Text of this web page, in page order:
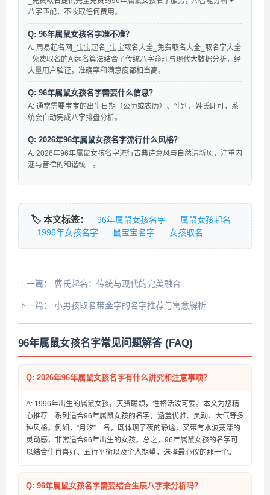
八字匹配，不收取任何费用。
Q: 96年属鼠女孩名字准不准？
A: 周易起名网_宝宝起名_宝宝取名大全_免费取名大全_取名字大全
_免费取名的AI起名算法结合了传统八字命理与现代大数据分析，经
大量用户验证，准确率和满意度都相当高。
Q: 96年属鼠女孩名字需要什么信息？
A: 通常需要宝宝的出生日期（公历或农历）、性别、姓氏即可，系
统会自动完成八字排盘分析。
Q: 2026年96年属鼠女孩名字流行什么风格？
A: 2026年96年属鼠女孩名字流行古典诗意风与自然清新风，注重内
涵与音律的和谐统一。
🏷️ 本文标签： 96年属鼠女孩名字
属鼠女孩起名
1996年女孩名字
鼠宝宝名字 女孩取名
上一篇： 曹氏起名：传统与现代的完美融合
下一篇： 小男孩取名带金字的名字推荐与寓意解析
96年属鼠女孩名字常见问题解答 (FAQ)
Q: 2026年96年属鼠女孩名字有什么讲究和注意事项？
A: 1996年出生的属鼠女孩，天资聪颖，性格活泼可爱。本文为您精
心推荐一系列适合96年属鼠女孩的名字，涵盖优雅、灵动、大气等多
种风格。例如，“月汐”一名，既体现了夜的静谧，又带有水波荡漾的
灵动感，非常适合96年出生的女孩。总之，96年属鼠女孩的名字可
以结合生肖喜好、五行平衡以及个人期望，选择最心仪的那一个。
Q: 96年属鼠女孩名字需要结合生辰八字来分析吗？